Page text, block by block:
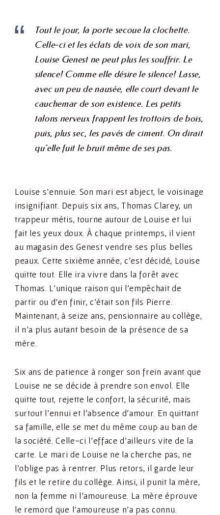
Tout le jour, la porte secoue la clochette.
Celle-ci et les éclats de voix de son mari,
Louise Genest ne peut plus les souffrir. Le
silence! Comme elle désire le silence! Lasse,
avec un peu de nausée, elle court devant le
cauchemar de son existence. Les petits
talons nerveux frappent les trottoirs de bois,
puis, plus sec, les pavés de ciment. On dirait
qu’elle fuit le bruit même de ses pas.
Louise s’ennuie. Son mari est abject, le voisinage
insignifiant. Depuis six ans, Thomas Clarey, un
trappeur métis, tourne autour de Louise et lui
fait les yeux doux. À chaque printemps, il vient
au magasin des Genest vendre ses plus belles
peaux. Cette sixième année, c’est décidé, Louise
quitte tout. Elle ira vivre dans la forêt avec
Thomas. L’unique raison qui l’empêchait de
partir ou d’en finir, c’était son fils Pierre.
Maintenant, à seize ans, pensionnaire au collège,
il n’a plus autant besoin de la présence de sa
mère.
Six ans de patience à ronger son frein avant que
Louise ne se décide à prendre son envol. Elle
quitte tout, rejette le confort, la sécurité, mais
surtout l’ennui et l’absence d’amour. En quittant
sa famille, elle se met du même coup au ban de
la société. Celle-ci l’efface d’ailleurs vite de la
carte. Le mari de Louise ne la cherche pas, ne
l’oblige pas à rentrer. Plus retors, il garde leur
fils et le retire du collège. Ainsi, il punit la mère,
non la femme ni l’amoureuse. La mère éprouve
le remord que l’amoureuse n’a pas connu.